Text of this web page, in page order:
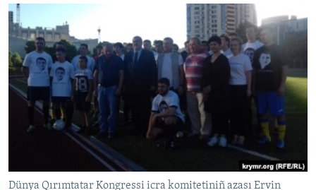
VİDEO
SÜRET
BLOGLAR
FİKİR
Русский
Dünya Qırımtatar Kongressi icra komitetiniñ azası Ervin